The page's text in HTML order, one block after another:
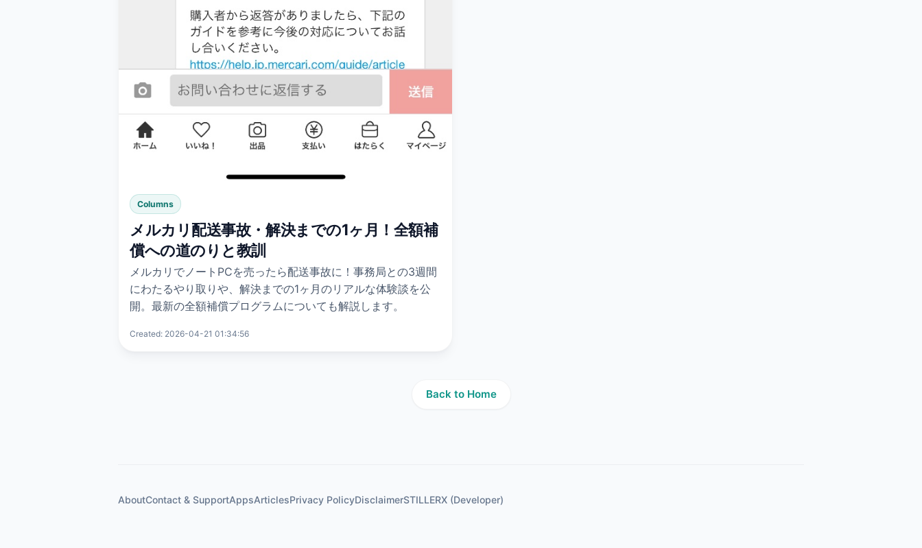
Columns
メルカリ配送事故・解決までの1ヶ月！全額補
償への道のりと教訓
メルカリでノートPCを売ったら配送事故に！事務局との3週間
にわたるやり取りや、解決までの1ヶ月のリアルな体験談を公
開。最新の全額補償プログラムについても解説します。
Created: 2026-04-21 01:34:56
Back to Home
AboutContact & SupportAppsArticlesPrivacy PolicyDisclaimerSTILLERX (Developer)